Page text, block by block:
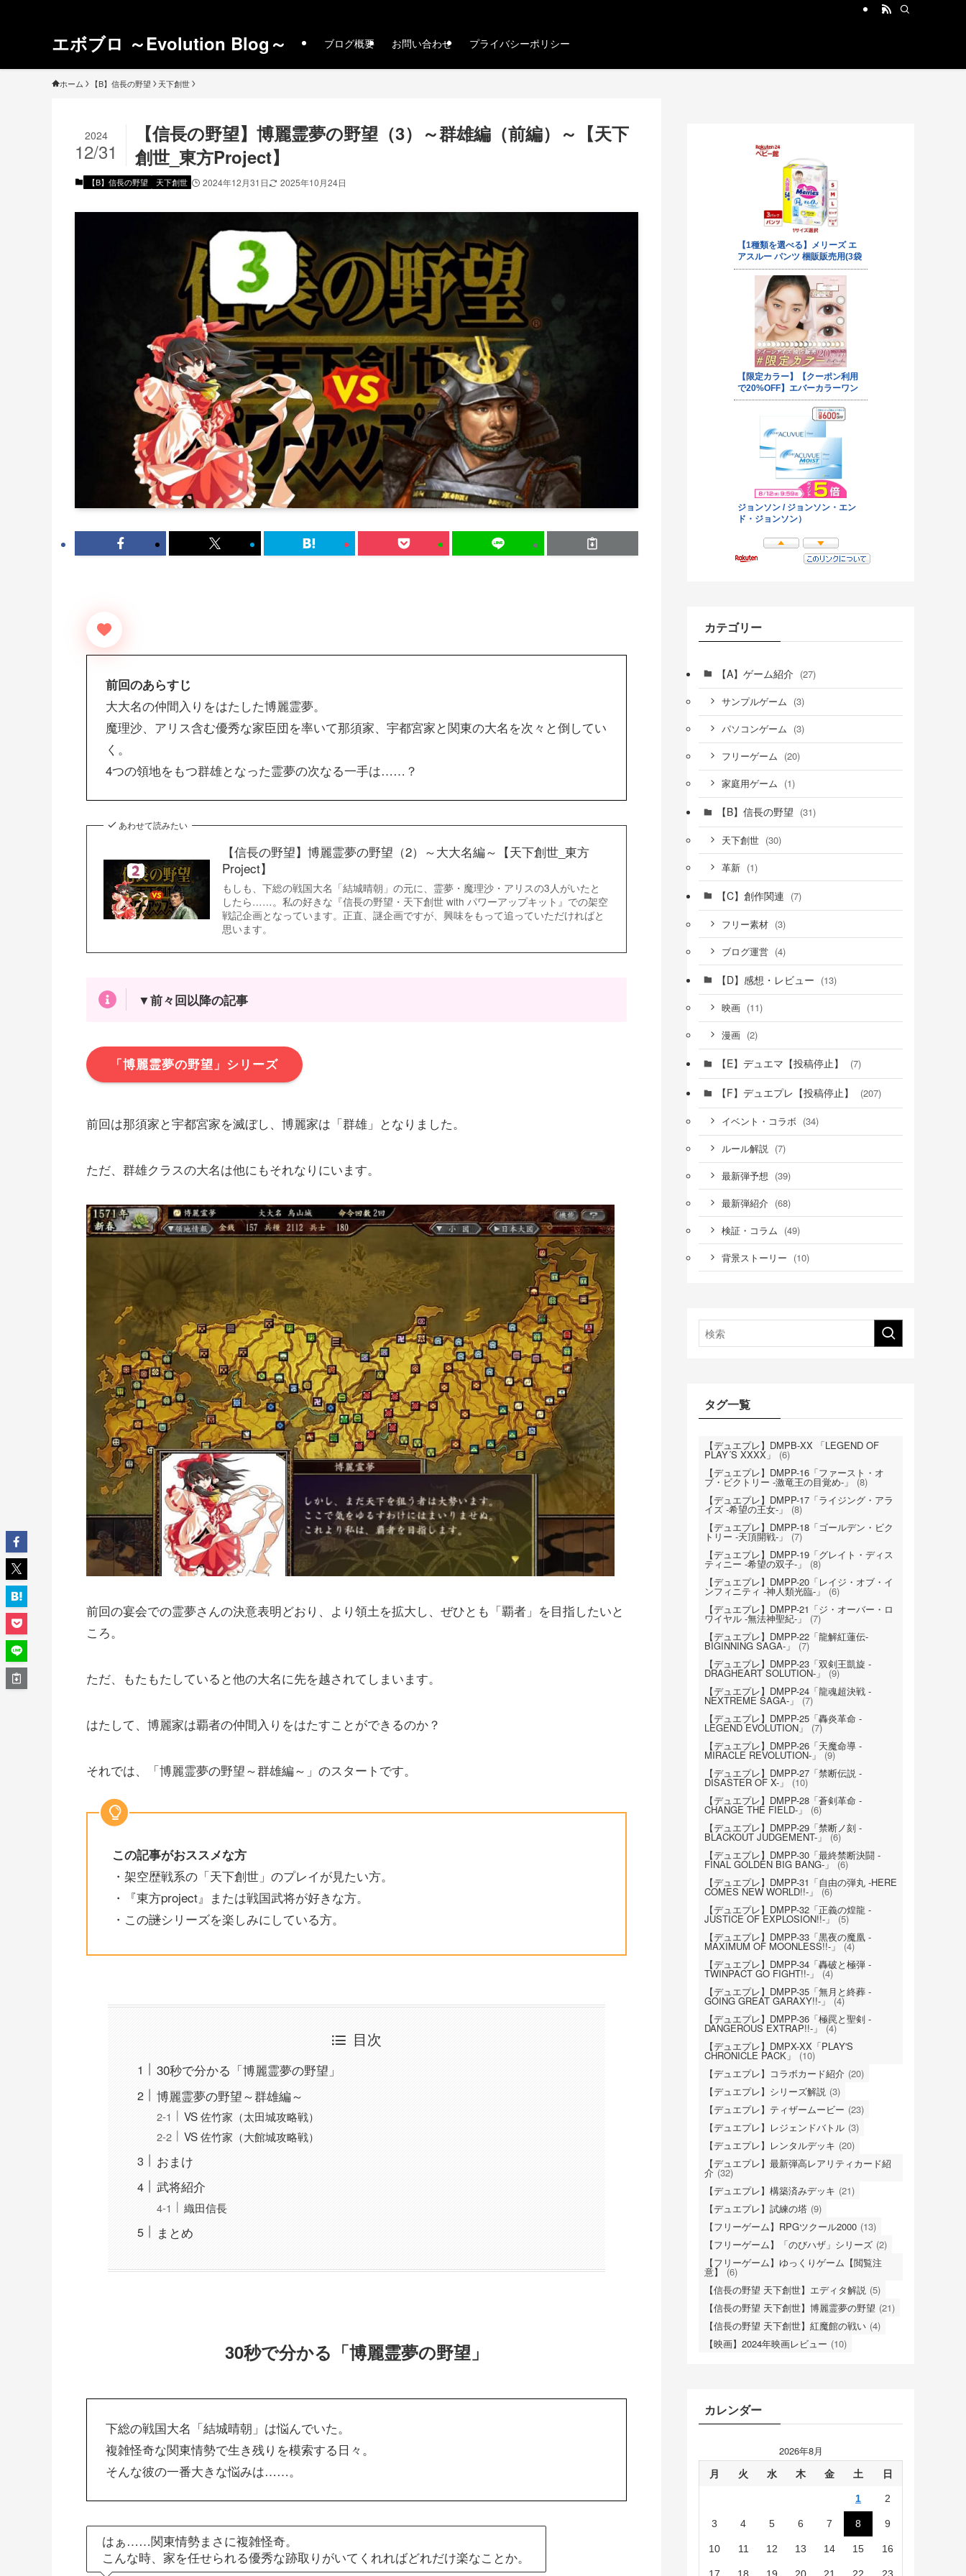
エボブロ ～Evolution Blog～ ブログ概要 お問い合わせ プライバシーポリシー
ホーム 【B】信長の野望 天下創世
【信長の野望】博麗霊夢の野望（3）～群雄編（前編）～【天下
創世_東方Project】
2024
12/31
【B】信長の野望 天下創世 2024年12月31日 2025年10月24日
前回のあらすじ
大大名の仲間入りをはたした博麗霊夢。
魔理沙、アリス含む優秀な家臣団を率いて那須家、宇都宮家と関東の大名を次々と倒してい
く。
4つの領地をもつ群雄となった霊夢の次なる一手は……？
あわせて読みたい
【信長の野望】博麗霊夢の野望（2）～大大名編～【天下創世_東方
Project】
もしも、下総の戦国大名「結城晴朝」の元に、霊夢・魔理沙・アリスの3人がいたと
したら……。私の好きな『信長の野望・天下創世 with パワーアップキット』での架空
戦記企画となっています。正直、謎企画ですが、興味をもって追っていただければと
思います。
▼前々回以降の記事
「博麗霊夢の野望」シリーズ
前回は那須家と宇都宮家を滅ぼし、博麗家は「群雄」となりました。
ただ、群雄クラスの大名は他にもそれなりにいます。
前回の宴会での霊夢さんの決意表明どおり、より領土を拡大し、ぜひとも「覇者」を目指したいと
ころ。
ただ、もたもたしていると他の大名に先を越されてしまいます。
はたして、博麗家は覇者の仲間入りをはたすことができるのか？
それでは、「博麗霊夢の野望～群雄編～」のスタートです。
この記事がおススメな方
・架空歴戦系の「天下創世」のプレイが見たい方。
・『東方project』または戦国武将が好きな方。
・この謎シリーズを楽しみにしている方。
目次
30秒で分かる「博麗霊夢の野望」
博麗霊夢の野望～群雄編～
VS 佐竹家（太田城攻略戦）
VS 佐竹家（大館城攻略戦）
おまけ
武将紹介
織田信長
まとめ
30秒で分かる「博麗霊夢の野望」
下総の戦国大名「結城晴朝」は悩んでいた。
複雑怪奇な関東情勢で生き残りを模索する日々。
そんな彼の一番大きな悩みは……。
はぁ……関東情勢まさに複雑怪奇。
こんな時、家を任せられる優秀な跡取りがいてくれればどれだけ楽なことか。
カテゴリー
【A】ゲーム紹介 (27)
サンプルゲーム (3)
パソコンゲーム (3)
フリーゲーム (20)
家庭用ゲーム (1)
【B】信長の野望 (31)
天下創世 (30)
革新 (1)
【C】創作関連 (7)
フリー素材 (3)
ブログ運営 (4)
【D】感想・レビュー (13)
映画 (11)
漫画 (2)
【E】デュエマ【投稿停止】 (7)
【F】デュエプレ【投稿停止】 (207)
イベント・コラボ (34)
ルール解説 (7)
最新弾予想 (39)
最新弾紹介 (68)
検証・コラム (49)
背景ストーリー (10)
タグ一覧
【デュエプレ】DMPB-XX 「LEGEND OF
PLAY´S XXXX」
(6)
【デュエプレ】DMPP-16「ファースト・オ
ブ・ビクトリー -激竜王の目覚め-」 (8)
【デュエプレ】DMPP-17「ライジング・アラ
イズ -希望の王女-」
(8)
【デュエプレ】DMPP-18「ゴールデン・ビク
トリー -天頂開戦-」
(7)
【デュエプレ】DMPP-19「グレイト・ディス
ティニー -希望の双子-」
(8)
【デュエプレ】DMPP-20「レイジ・オブ・イ
ンフィニティ -神人類光臨-」 (6)
【デュエプレ】DMPP-21「ジ・オーバー・ロ
ワイヤル -無法神聖紀-」
(7)
【デュエプレ】DMPP-22「龍解紅蓮伝-
BIGINNING SAGA-」
(7)
【デュエプレ】DMPP-23「双剣王凱旋 -
DRAGHEART SOLUTION-」(9)
【デュエプレ】DMPP-24「龍魂超決戦 -
NEXTREME SAGA-」
(7)
【デュエプレ】DMPP-25「轟炎革命 -
LEGEND EVOLUTION」
(7)
【デュエプレ】DMPP-26「天魔命導 -
MIRACLE REVOLUTION-」 (9)
【デュエプレ】DMPP-27「禁断伝説 -
DISASTER OF X-」
(10)
【デュエプレ】DMPP-28「蒼剣革命 -
CHANGE THE FIELD-」
(6)
【デュエプレ】DMPP-29「禁断ノ刻 -
BLACKOUT JUDGEMENT-」(6)
【デュエプレ】DMPP-30「最終禁断決闘 -
FINAL GOLDEN BIG BANG-」 (6)
【デュエプレ】DMPP-31「自由の弾丸 -HERE
COMES NEW WORLD!!-」 (6)
【デュエプレ】DMPP-32「正義の煌龍 -
JUSTICE OF EXPLOSION!!-」(5)
【デュエプレ】DMPP-33「黒夜の魔凰 -
MAXIMUM OF MOONLESS!!-」 (4)
【デュエプレ】DMPP-34「轟破と極弾 -
TWINPACT GO FIGHT!!-」 (4)
【デュエプレ】DMPP-35「無月と終葬 -
GOING GREAT GARAXY!!-」 (4)
【デュエプレ】DMPP-36「極罠と聖剣 -
DANGEROUS EXTRAP!!-」(4)
【デュエプレ】DMPX-XX「PLAY'S
CHRONICLE PACK」
(10)
【デュエプレ】コラボカード紹介 (20)
【デュエプレ】シリーズ解説 (3)
【デュエプレ】ティザームービー (23)
【デュエプレ】レジェンドバトル (3)
【デュエプレ】レンタルデッキ (20)
【デュエプレ】最新弾高レアリティカード紹
介(32)
【デュエプレ】構築済みデッキ (21)
【デュエプレ】試練の塔 (9)
【フリーゲーム】RPGツクール2000 (13)
【フリーゲーム】「のびハザ」シリーズ (2)
【フリーゲーム】ゆっくりゲーム【閲覧注
意】
(6)
【信長の野望 天下創世】エディタ解説 (5)
【信長の野望 天下創世】博麗霊夢の野望 (21)
【信長の野望 天下創世】紅魔館の戦い (4)
【映画】2024年映画レビュー (10)
カレンダー
2026年8月
月 火 水 木 金 土 日
1 2
3 4 5 6 7 8 9
10 11 12 13 14 15 16
17 18 19 20 21 22 23